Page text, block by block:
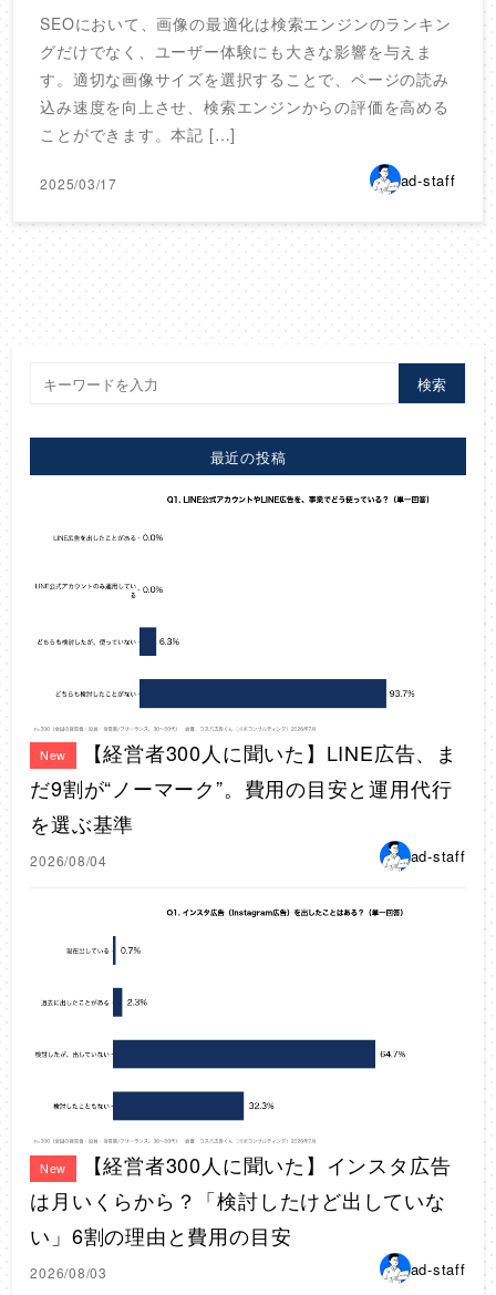
SEOにおいて、画像の最適化は検索エンジンのランキン
グだけでなく、ユーザー体験にも大きな影響を与えま
す。適切な画像サイズを選択することで、ページの読み
込み速度を向上させ、検索エンジンからの評価を高める
ことができます。本記 […]
2025/03/17 ad-staff
検索
最近の投稿
New
【経営者300人に聞いた】LINE広告、ま
だ9割が“ノーマーク”。費用の目安と運用代行
を選ぶ基準
2026/08/04 ad-staff
New
【経営者300人に聞いた】インスタ広告
は月いくらから？「検討したけど出していな
い」6割の理由と費用の目安
2026/08/03 ad-staff